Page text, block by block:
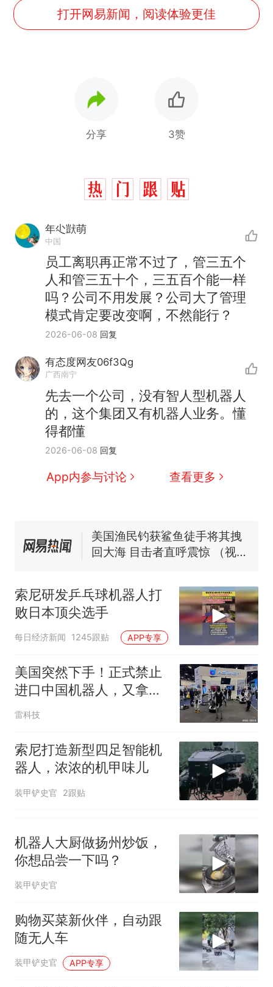
打开网易新闻，阅读体验更佳
分享 3赞
年尐獃萌
中国
员工离职再正常不过了，管三五个
人和管三五十个，三五百个能一样
吗？公司不用发展？公司大了管理
模式肯定要改变啊，不然能行？
2026-06-08 回复
有态度网友06f3Qg
广西南宁
先去一个公司，没有智人型机器人
的，这个集团又有机器人业务。懂
得都懂
2026-06-08 回复
App内参与讨论 查看更多
那个在床头放菜刀的女孩，
因老师一句“跟我回家”改写了
人生
新 制裁瓜子饺子，美国怕什
么？
号，仅凭视频评出？中国烹饪
协会回应
男子上山采菌偶然发现鸡枞菌
来源：参考消息）
笔试第一被第二名传话劝弃考
官方通报
因老师一句“跟我回家”改写了
人生
索尼研发乒乓球机器人打
败日本顶尖选手
每日经济新闻 1245跟贴 APP专享
美国突然下手！正式禁止
进口中国机器人，又拿国
家安全当幌子
雷科技
索尼打造新型四足智能机
器人，浓浓的机甲味儿
装甲铲史官 2跟贴
机器人大厨做扬州炒饭，
你想品尝一下吗？
装甲铲史官
购物买菜新伙伴，自动跟
随无人车
装甲铲史官 APP专享